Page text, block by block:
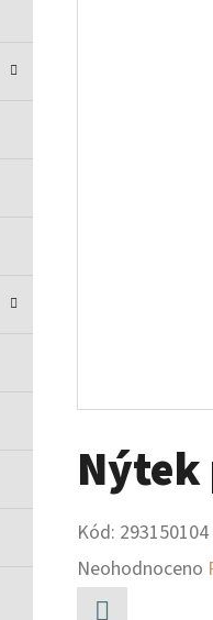
Nýtek
Kód: 293150104
Průměrné
hodnocení
Neohodnoceno